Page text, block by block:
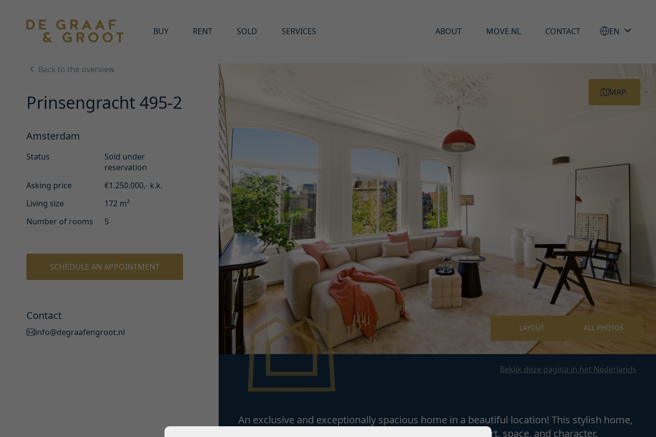
BUY RENT SOLD SERVICES ABOUT MOVE.NL CONTACT EN
Back to the overview
Prinsengracht 495-2
Amsterdam
Status
Sold under
reservation
Asking price
€1.250.000,- k.k.
Living size
172 m²
Number of rooms
5
SCHEDULE AN APPOINTMENT
Contact
info@degraafengroot.nl LAYOUT ALL PHOTOS
MAP
Bekijk deze pagina in het Nederlands
An exclusive and exceptionally spacious home in a beautiful location! This stylish home,
spanning a generous 172 m², uniquely combines comfort, space, and character.